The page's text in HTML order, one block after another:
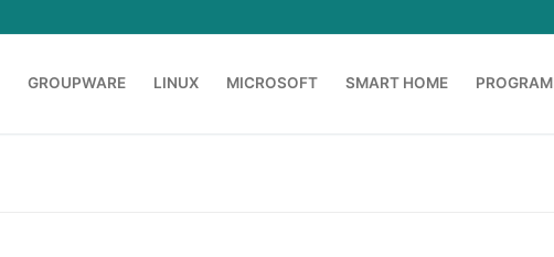
GROUPWARE LINUX MICROSOFT SMART HOME